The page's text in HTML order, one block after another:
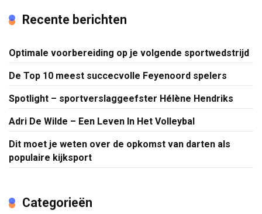
Recente berichten
Optimale voorbereiding op je volgende sportwedstrijd
De Top 10 meest succecvolle Feyenoord spelers
Spotlight – sportverslaggeefster Hélène Hendriks
Adri De Wilde – Een Leven In Het Volleybal
Dit moet je weten over de opkomst van darten als
populaire kijksport
Categorieën